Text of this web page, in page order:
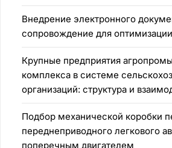
Внедрение электронного
сопровождение для
Крупные предприятия
комплекса в системе
организаций: структура и
Подбор механической коробки
переднеприводного легкового
поперечным двигателем